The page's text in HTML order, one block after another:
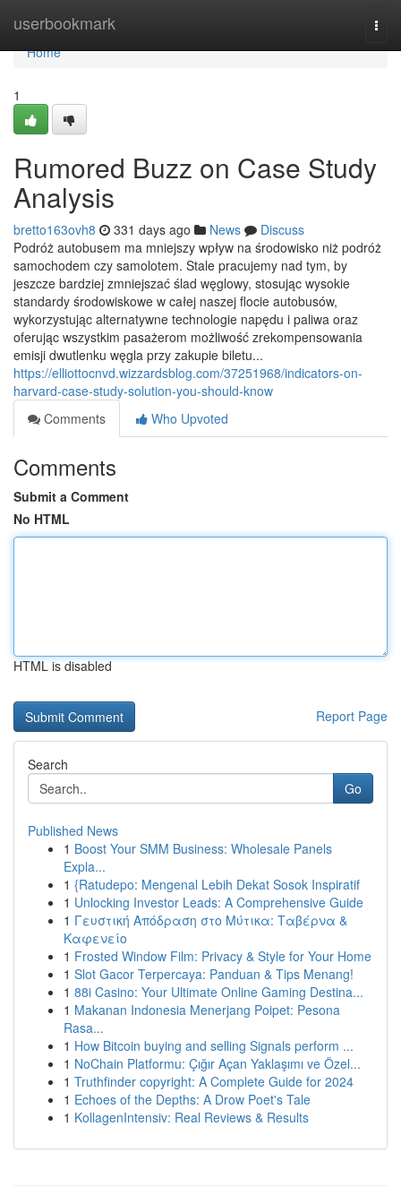
userbookmark
Home
Home
1
Rumored Buzz on Case Study
Analysis
bretto163ovh8 331 days ago News
Discuss
Podróż autobusem ma mniejszy wpływ na środowisko niż podróż
samochodem czy samolotem. Stale pracujemy nad tym, by
jeszcze bardziej zmniejszać ślad węglowy, stosując wysokie
standardy środowiskowe w całej naszej flocie autobusów,
wykorzystując alternatywne technologie napędu i paliwa oraz
oferując wszystkim pasażerom możliwość zrekompensowania
emisji dwutlenku węgla przy zakupie biletu...
https://elliottocnvd.wizzardsblog.com/37251968/indicators-on-
harvard-case-study-solution-you-should-know
Comments
Who Upvoted
Comments
Submit a Comment
No HTML
HTML is disabled
Report Page
Search
Go
Published News
1 Boost Your SMM Business: Wholesale Panels
Expla...
1 {Ratudepo: Mengenal Lebih Dekat Sosok Inspiratif
1 Unlocking Investor Leads: A Comprehensive Guide
1 Γευστική Απόδραση στο Μύτικα: Ταβέρνα &
Καφενείο
1 Frosted Window Film: Privacy & Style for Your Home
1 Slot Gacor Terpercaya: Panduan & Tips Menang!
1 88i Casino: Your Ultimate Online Gaming Destina...
1 Makanan Indonesia Menerjang Poipet: Pesona
Rasa...
1 How Bitcoin buying and selling Signals perform ...
1 NoChain Platformu: Çığır Açan Yaklaşımı ve Özel...
1 Truthfinder copyright: A Complete Guide for 2024
1 Echoes of the Depths: A Drow Poet's Tale
1 KollagenIntensiv: Real Reviews & Results